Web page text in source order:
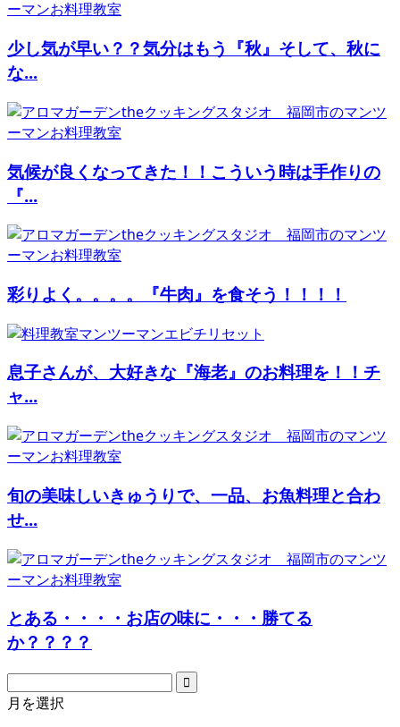
少し気が早い？？気分はもう『秋』そして、秋に
な...
気候が良くなってきた！！こういう時は手作りの
『...
彩りよく。。。。『牛肉』を食そう！！！！
息子さんが、大好きな『海老』のお料理を！！チ
ャ...
旬の美味しいきゅうりで、一品、お魚料理と合わ
せ...
とある・・・・お店の味に・・・勝てる
か？？？？
月を選択